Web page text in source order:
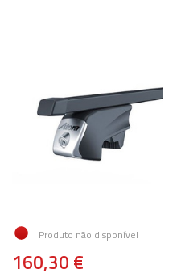
Produto não disponível
160,30 €